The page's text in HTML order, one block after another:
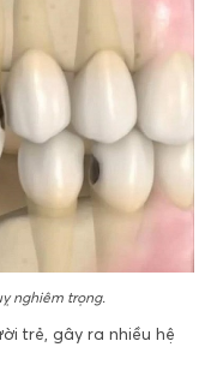
nghiêm trọng.
trẻ, gây ra nhiều hệ